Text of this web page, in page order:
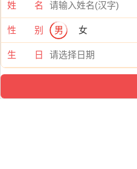
姓 名
性 别 男 女
生 日